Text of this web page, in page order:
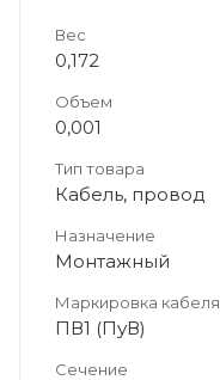
Вес
0,172
Объем
0,001
Тип товара
Кабель, провод
Назначение
Монтажный
Маркировка кабеля
ПВ1 (ПуВ)
Сечение